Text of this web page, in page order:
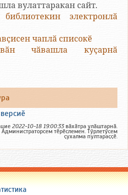
вулаттаракан сайт.
электронлӑ
чаплӑ списокӗ
чӑвашла куҫарнӑ
2022-10-18 19:00:33вӑхӑтра улӑштарнӑ.
тӗрӗслемен. Тӳрлетӳсем
ҫухалма пултараҫҫӗ.